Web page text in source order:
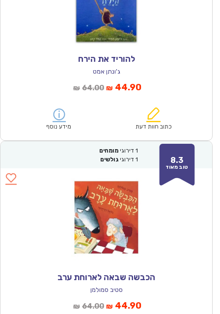
להוריד את הירח
ג'ונתן אמט
₪ 64.00המחיר
₪64.00.
₪ 44.90המחיר
הוא:
כתוב חוות דעת מידע נוסף
8.3
טוב מאוד
1 דירוגי מומחים
1 דירוגי גולשים
הכבשה שבאה לארוחת ערב
סטיב סמולמן
₪ 64.00המחיר
₪ 44.90המחיר